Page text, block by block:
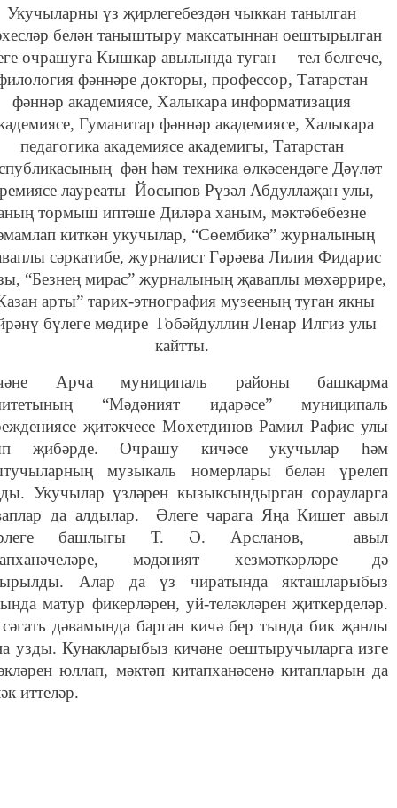
Укучыларны үз җирлегебездән чыккан танылган
белән таныштыру максатыннан оештырылган
очрашуга Кышкар авылында туган тел белгече,
фәннәре докторы, профессор, Татарстан
фәннәр академиясе, Халыкара информатизация
Гуманитар фәннәр академиясе, Халыкара
педагогика академиясе академигы, Татарстан
фән һәм техника өлкәсендәге Дәүләт
лауреаты Йосыпов Рүзәл Абдуллаҗан улы,
тормыш иптәше Диләра ханым, мәктәбебезне
киткән укучылар, “Сөембикә” журналының
сәркатибе, журналист Гәрәева Лилия Фидарис
“Безнең мирас” журналының җаваплы мөхәррире,
арты” тарих-этнография музееның туган якны
бүлеге мөдире Гобәйдуллин Ленар Илгиз улы
кайтты.
Арча муниципаль районы башкарма
“Мәдәният идарәсе” муниципаль
җитәкчесе Мөхетдинов Рамил Рафис улы
җибәрде. Очрашу кичәсе укучылар һәм
музыкаль номерлары белән үрелеп
Укучылар үзләрен кызыксындырган сорауларга
да алдылар. Әлеге чарага Яңа Кишет авыл
башлыгы Т. Ә. Арсланов, авыл
мәдәният хезмәткәрләре дә
Алар да үз чиратында якташларыбыз
матур фикерләрен, уй-теләкләрен җиткерделәр.
дәвамында барган кичә бер тында бик җанлы
узды. Кунакларыбыз кичәне оештыручыларга изге
юллап, мәктәп китапханәсенә китапларын да
иттеләр.